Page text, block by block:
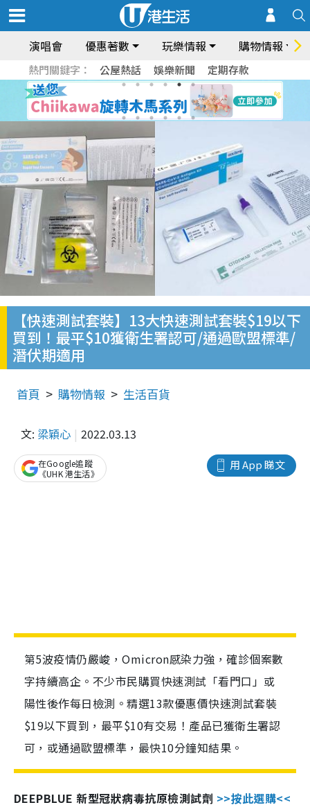
演唱會 優惠著數 玩樂情報 購物情報
熱門關鍵字： 公屋熱話 娛樂新聞 定期存款
【快速測試套裝】13大快速測試套裝$19以下
買到！最平$10獲衛生署認可/通過歐盟標準/
潛伏期適用
首頁 購物情報 生活百貨
文: 梁穎心 2022.03.13
用 App 睇文
在Google追蹤
《UHK 港生活》
第5波疫情仍嚴峻，Omicron感染力強，確診個案數
字持續高企。不少市民購買快速測試「看門口」或
陽性後作每日檢測。精選13款優惠價快速測試套裝
$19以下買到，最平$10有交易！產品已獲衛生署認
可，或通過歐盟標準，最快10分鐘知結果。
DEEPBLUE 新型冠狀病毒抗原檢測試劑 >>按此選購<<